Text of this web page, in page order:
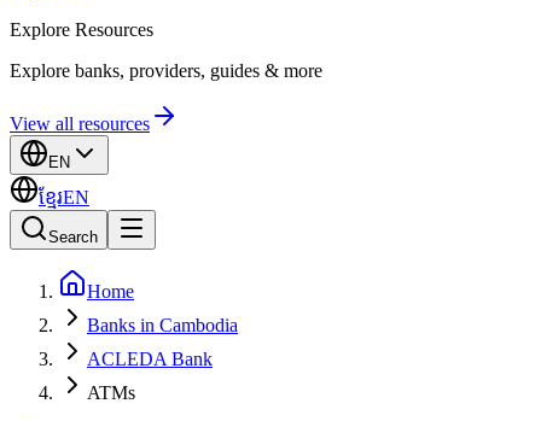
Explore Resources
Explore banks, providers, guides & more
View all resources
EN
ខ្មែរEN
Search
Home
Banks in Cambodia
ACLEDA Bank
ATMs